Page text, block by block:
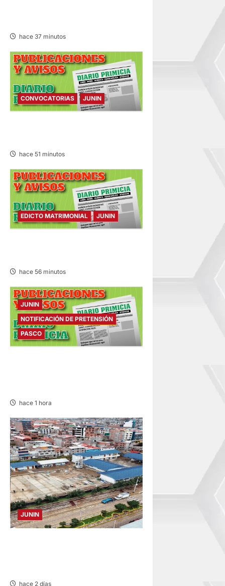
d
a
s
hace 37 minutos
CONVOCATORIAS JUNIN
hace 51 minutos
EDICTO MATRIMONIAL JUNIN
hace 56 minutos
JUNIN
NOTIFICACIÓN DE PRETENSIÓN
PASCO
hace 1 hora
JUNIN
hace 2 días